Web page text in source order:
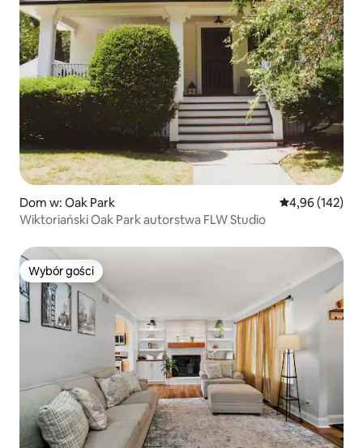
Dom w: Oak Park Średnia
4,96 (142)
Wiktoriański Oak Park autorstwa FLW Studio
Wybór gości
Wybór gości